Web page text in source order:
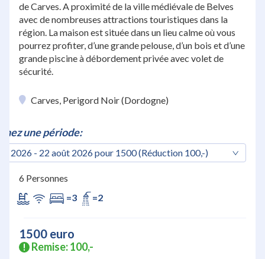
de Carves. A proximité de la ville médiévale de Belves
avec de nombreuses attractions touristiques dans la
région. La maison est située dans un lieu calme où vous
pourrez profiter, d’une grande pelouse, d’un bois et d’une
grande piscine à débordement privée avec volet de
sécurité.
Carves, Perigord Noir (Dordogne)
une période:
2026 - 22 août 2026 pour 1500 (Réduction 100,-)
6 Personnes
=3
=2
1500 euro
!
Remise: 100,-